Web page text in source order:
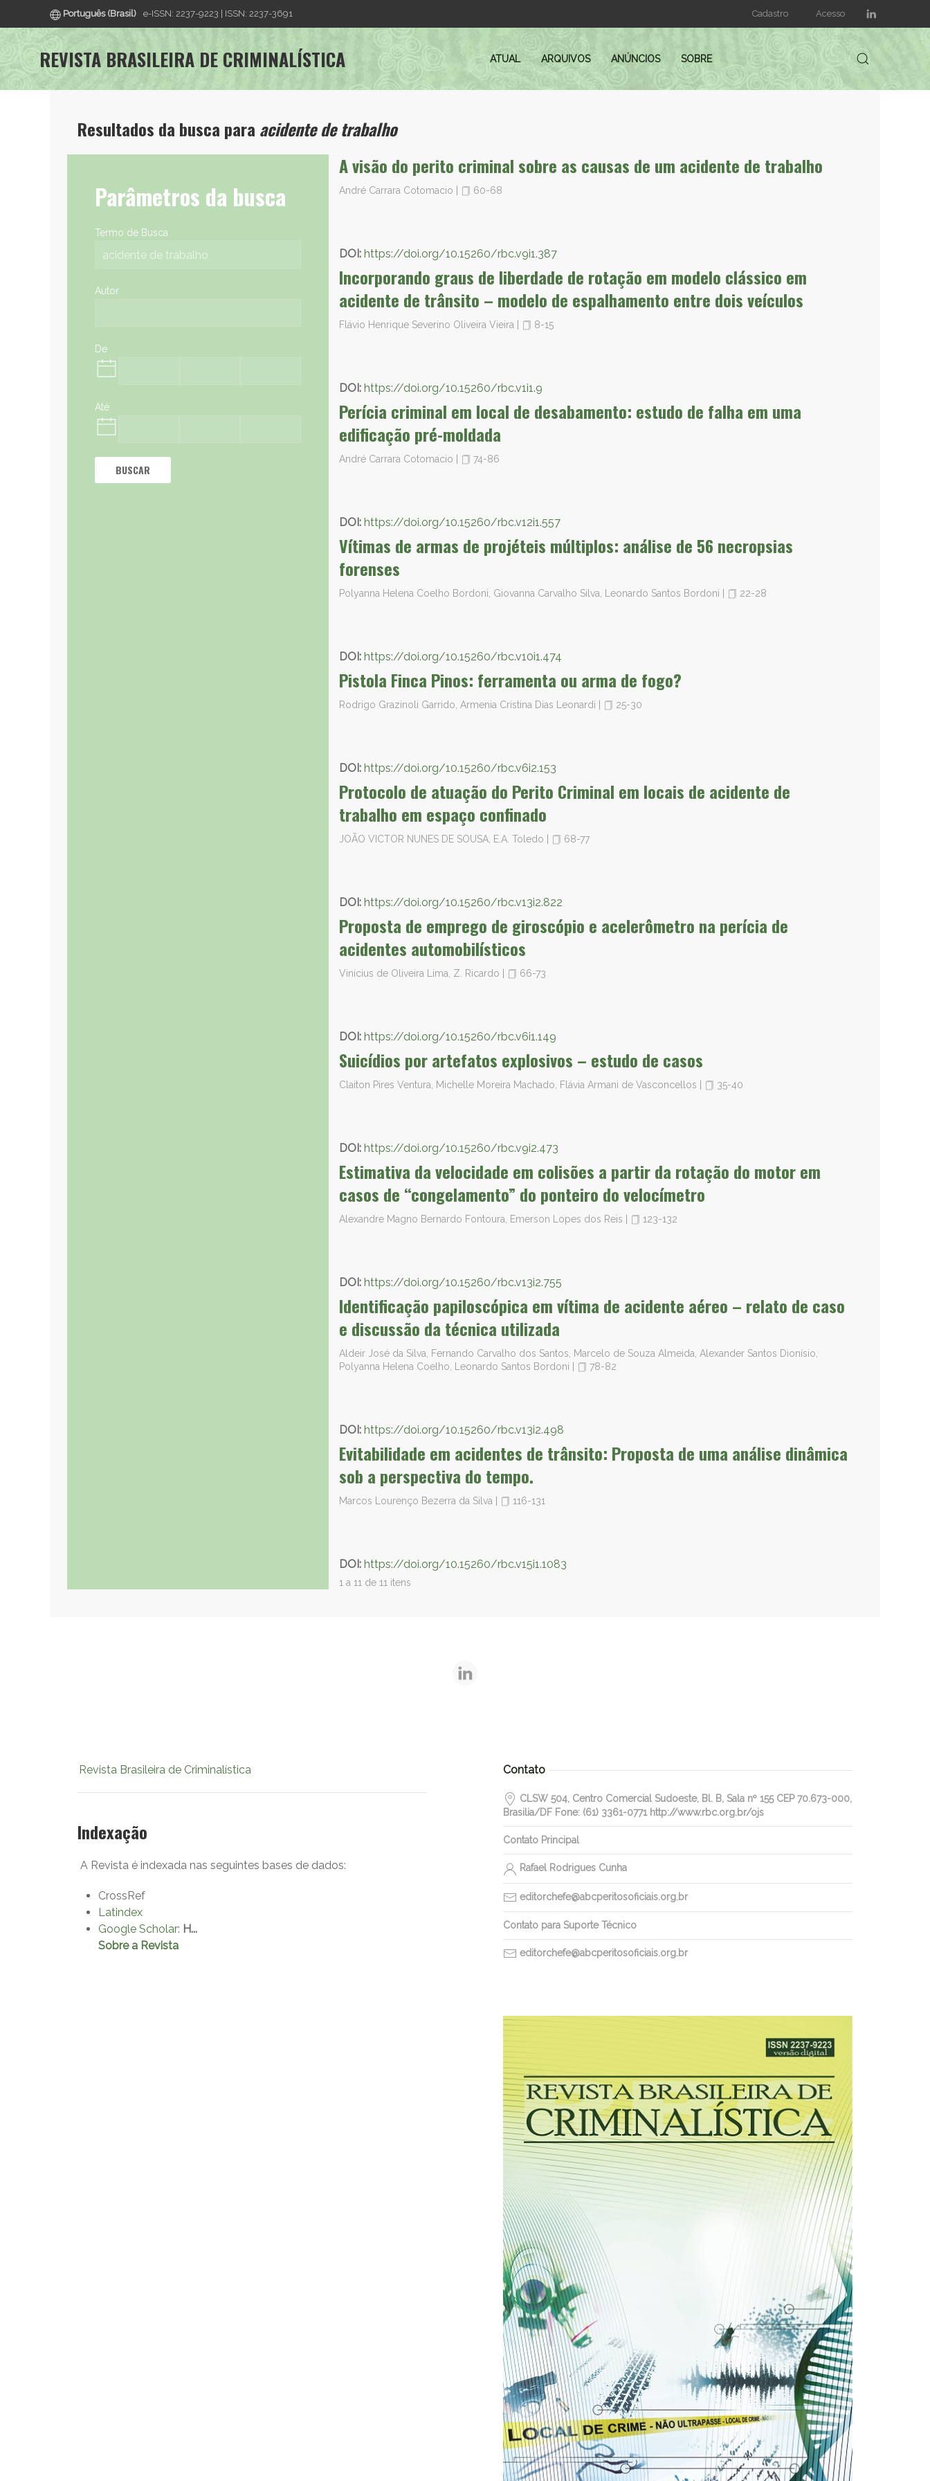
Português (Brasil) e-ISSN: 2237-9223 | ISSN: 2237-3691 Cadastro Acesso
REVISTA BRASILEIRA DE CRIMINALÍSTICA ATUAL ARQUIVOS ANÚNCIOS SOBRE
Resultados da busca para acidente de trabalho
Parâmetros da busca
Termo de Busca
Autor
De
Até
BUSCAR
A visão do perito criminal sobre as causas de um acidente de trabalho
André Carrara Cotomacio 60-68
DOI: https://doi.org/10.15260/rbc.v9i1.387
Incorporando graus de liberdade de rotação em modelo clássico em
acidente de trânsito – modelo de espalhamento entre dois veículos
Flávio Henrique Severino Oliveira Vieira 8-15
DOI: https://doi.org/10.15260/rbc.v1i1.9
Perícia criminal em local de desabamento: estudo de falha em uma
edificação pré-moldada
André Carrara Cotomacio 74-86
DOI: https://doi.org/10.15260/rbc.v12i1.557
Vítimas de armas de projéteis múltiplos: análise de 56 necropsias
forenses
Polyanna Helena Coelho Bordoni, Giovanna Carvalho Silva, Leonardo Santos Bordoni 22-28
DOI: https://doi.org/10.15260/rbc.v10i1.474
Pistola Finca Pinos: ferramenta ou arma de fogo?
Rodrigo Grazinoli Garrido, Armenia Cristina Dias Leonardi 25-30
DOI: https://doi.org/10.15260/rbc.v6i2.153
Protocolo de atuação do Perito Criminal em locais de acidente de
trabalho em espaço confinado
JOÃO VICTOR NUNES DE SOUSA, E.A. Toledo 68-77
DOI: https://doi.org/10.15260/rbc.v13i2.822
Proposta de emprego de giroscópio e acelerômetro na perícia de
acidentes automobilísticos
Vinícius de Oliveira Lima, Z. Ricardo 66-73
DOI: https://doi.org/10.15260/rbc.v6i1.149
Suicídios por artefatos explosivos – estudo de casos
Claiton Pires Ventura, Michelle Moreira Machado, Flávia Armani de Vasconcellos 35-40
DOI: https://doi.org/10.15260/rbc.v9i2.473
Estimativa da velocidade em colisões a partir da rotação do motor em
casos de “congelamento” do ponteiro do velocímetro
Alexandre Magno Bernardo Fontoura, Emerson Lopes dos Reis 123-132
DOI: https://doi.org/10.15260/rbc.v13i2.755
Identificação papiloscópica em vítima de acidente aéreo – relato de caso
e discussão da técnica utilizada
Aldeir José da Silva, Fernando Carvalho dos Santos, Marcelo de Souza Almeida, Alexander Santos Dionísio,
Polyanna Helena Coelho, Leonardo Santos Bordoni
78-82
DOI: https://doi.org/10.15260/rbc.v13i2.498
Evitabilidade em acidentes de trânsito: Proposta de uma análise dinâmica
sob a perspectiva do tempo.
Marcos Lourenço Bezerra da Silva 116-131
DOI: https://doi.org/10.15260/rbc.v15i1.1083
1 a 11 de 11 itens
Revista Brasileira de Criminalística
Indexação
A Revista é indexada nas seguintes bases de dados:
CrossRef
Latindex
Google Scholar: H...
Sobre a Revista
Contato
CLSW 504, Centro Comercial Sudoeste, Bl. B, Sala nº 155 CEP 70.673-000,
Brasilia/DF Fone: (61) 3361-0771 http://www.rbc.org.br/ojs
Contato Principal
Rafael Rodrigues Cunha
editorchefe@abcperitosoficiais.org.br
Contato para Suporte Técnico
editorchefe@abcperitosoficiais.org.br